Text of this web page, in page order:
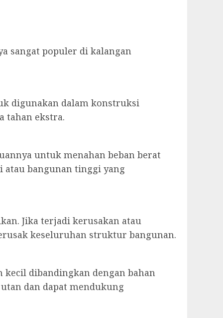
sangat populer di kalangan
digunakan dalam konstruksi
tahan ekstra.
untuk menahan beban berat
bangunan tinggi yang
Jika terjadi kerusakan atau
keseluruhan struktur bangunan.
dibandingkan dengan bahan
dan dapat mendukung